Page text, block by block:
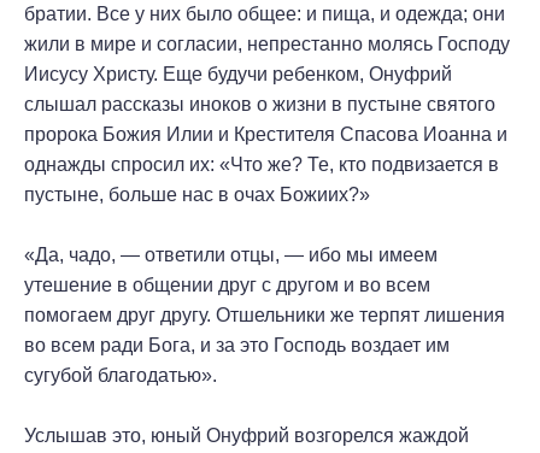
братии. Все у них было общее: и пища, и одежда; они
жили в мире и согласии, непрестанно молясь Господу
Иисусу Христу. Еще будучи ребенком, Онуфрий
слышал рассказы иноков о жизни в пустыне святого
пророка Божия Илии и Крестителя Спасова Иоанна и
однажды спросил их: «Что же? Те, кто подвизается в
пустыне, больше нас в очах Божиих?»
«Да, чадо, — ответили отцы, — ибо мы имеем
утешение в общении друг с другом и во всем
помогаем друг другу. Отшельники же терпят лишения
во всем ради Бога, и за это Господь воздает им
сугубой благодатью».
Услышав это, юный Онуфрий возгорелся жаждой